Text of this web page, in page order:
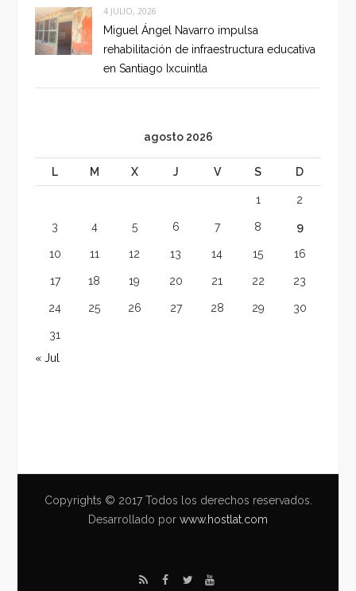
4 JULIO, 2026
Miguel Ángel Navarro impulsa
rehabilitación de infraestructura educativa
en Santiago Ixcuintla
agosto 2026
L M X J V S D
1 2
3 4 5 6 7 8 9
10 11 12 13 14 15 16
17 18 19 20 21 22 23
24 25 26 27 28 29 30
31
« Jul
Copyrights © 2017 Todos los derechos reservados.
Desarrollado por www.hostlat.com
R F T Y